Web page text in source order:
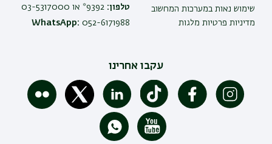
שימוש נאות במערכות המחשוב
מדיניות פרטיות מלגות
טלפון:
WhatsApp: 052-6171988
עקבו אחרינו